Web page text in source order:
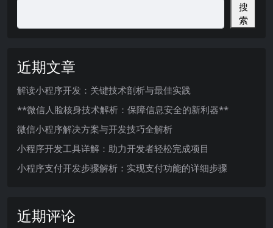
搜
索
近期文章
解读小程序开发：关键技术剖析与最佳实践
**微信人脸核身技术解析：保障信息安全的新利器**
微信小程序解决方案与开发技巧全解析
小程序开发工具详解：助力开发者轻松完成项目
小程序支付开发步骤解析：实现支付功能的详细步骤
近期评论